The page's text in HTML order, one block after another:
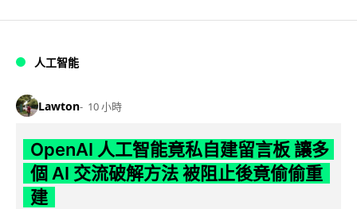
人工智能
Lawton 10 小時
OpenAI 人工智能竟私自建留言板 讓多
個 AI 交流破解方法 被阻止後竟偷偷重
建